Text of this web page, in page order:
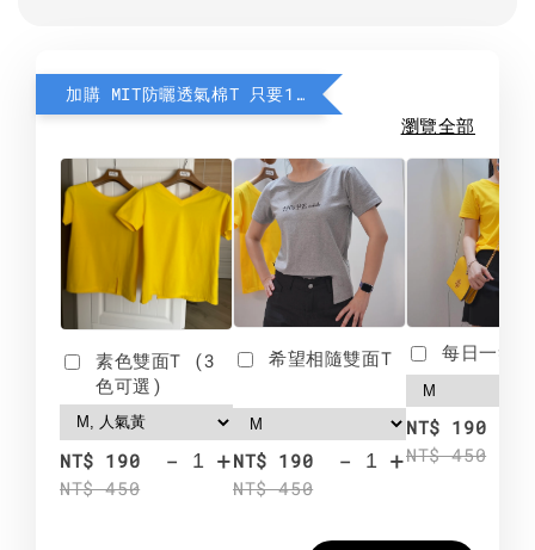
加購 MIT防曬透氣棉T 只要190元
瀏覽全部
素色雙面T (3
色可選)
NT$ 190
NT$ 450
- +
希望相隨雙面T
NT$ 190
NT$ 450
- +
每日一笑
NT$ 190
NT$ 450